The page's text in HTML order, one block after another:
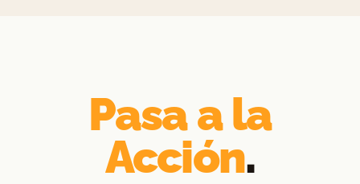
Pasa a la
Acción.